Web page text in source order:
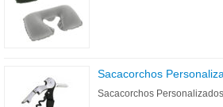
Sacacorchos
Sacacorchos